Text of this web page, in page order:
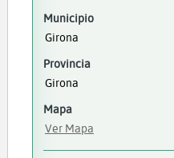
Municipio
Girona
Provincia
Girona
Mapa
Ver Mapa